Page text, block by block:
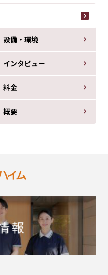
設備・環境
インタビュー
料金
概要